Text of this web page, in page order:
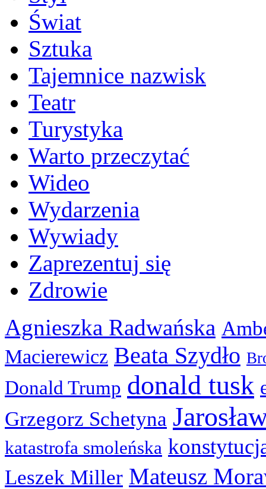
Świat
Sztuka
Tajemnice nazwisk
Teatr
Turystyka
Warto przeczytać
Wideo
Wydarzenia
Wywiady
Zaprezentuj się
Zdrowie
Agnieszka Radwańska
Macierewicz Beata Szydło
Donald Trump donald tusk
Grzegorz Schetyna
katastrofa smoleńska
Leszek Miller Mateusz